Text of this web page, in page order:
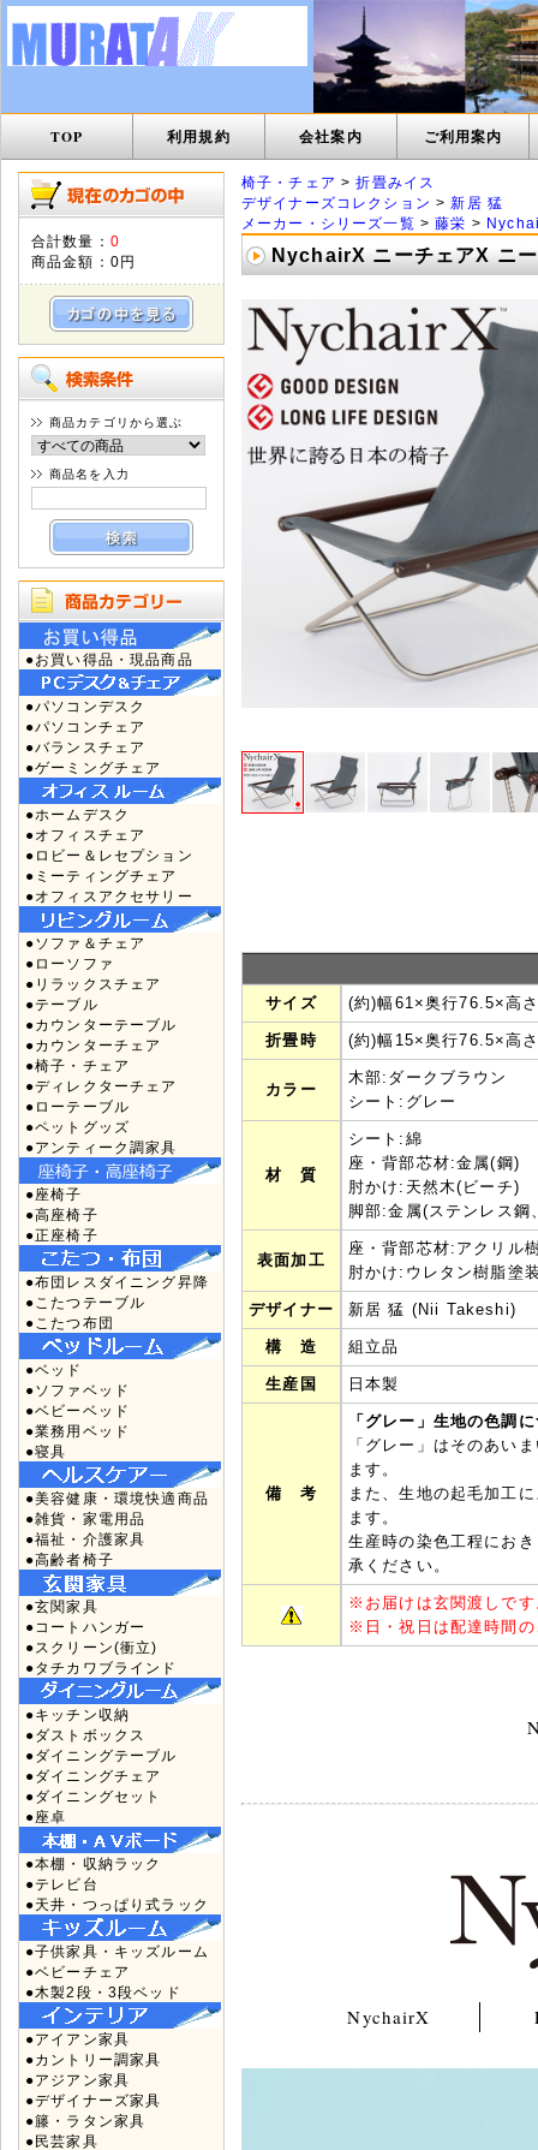
TOP 利用規約 会社案内 ご利用案内
合計数量： 0
商品金額： 0円
商品カテゴリから選ぶ
商品名を入力
●お買い得品・現品商品
●パソコンデスク
●パソコンチェア
●バランスチェア
●ゲーミングチェア
●ホームデスク
●オフィスチェア
●ロビー＆レセプション
●ミーティングチェア
●オフィスアクセサリー
●ソファ＆チェア
●ローソファ
●リラックスチェア
●テーブル
●カウンターテーブル
●カウンターチェア
●椅子・チェア
●ディレクターチェア
●ローテーブル
●ペットグッズ
●アンティーク調家具
●座椅子
●高座椅子
●正座椅子
●布団レスダイニング昇降
●こたつテーブル
●こたつ布団
●ベッド
●ソファベッド
●ベビーベッド
●業務用ベッド
●寝具
●美容健康・環境快適商品
●雑貨・家電用品
●福祉・介護家具
●高齢者椅子
●玄関家具
●コートハンガー
●スクリーン(衝立)
●タチカワブラインド
●キッチン収納
●ダストボックス
●ダイニングテーブル
●ダイニングチェア
●ダイニングセット
●座卓
●本棚・収納ラック
●テレビ台
●天井・つっぱり式ラック
●子供家具・キッズルーム
●ベビーチェア
●木製2段・3段ベッド
●アイアン家具
●カントリー調家具
●アジアン家具
●デザイナーズ家具
●籐・ラタン家具
●民芸家具
椅子・チェア >折畳みイス
デザイナーズコレクション >新居 猛
メーカー・シリーズ一覧 >藤栄 >
NychairX ニーチェアX ニ
サイズ (約)幅61×奥行76.5×高
折畳時 (約)幅15×奥行76.5×高
カラー
木部:ダークブラウン
シート:グレー
材 質
シート:綿
座・背部芯材:金属(鋼)
肘かけ:天然木(ビーチ)
脚部:金属(ステンレス鋼
表面加工
座・背部芯材:アクリル
肘かけ:ウレタン樹脂塗
デザイナー 新居 猛 (Nii Takeshi)
構 造 組立品
生産国 日本製
備 考
「グレー」生地の色調
「グレー」はそのあい
ます。
また、生地の起毛加工
ます。
生産時の染色工程にお
承ください。
※ お届けは玄関渡しで
※ 日・祝日は配達時間
NychairX